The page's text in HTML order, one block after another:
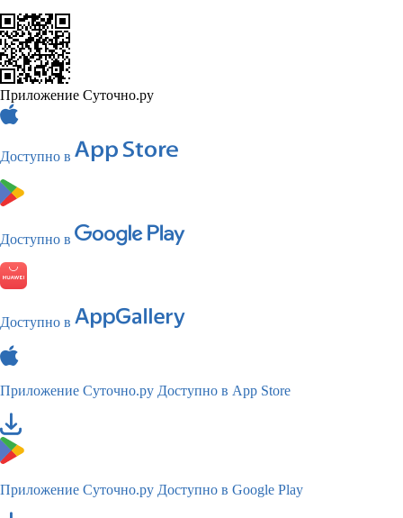
Приложение Суточно.ру
Доступно в
Доступно в
Доступно в
Приложение Суточно.ру Доступно в App Store
Приложение Суточно.ру Доступно в Google Play